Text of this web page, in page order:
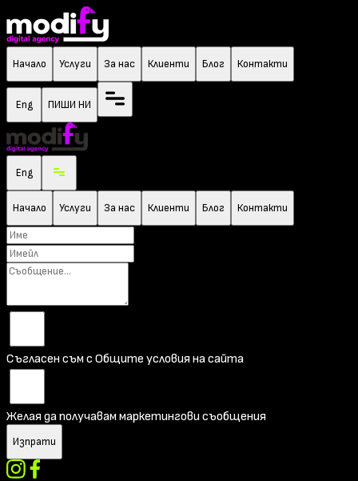
Начало Услуги За нас Клиенти Блог Контакти
Eng ПИШИ НИ
Eng
Начало Услуги За нас Клиенти Блог Контакти
Съгласен съм с Общите условия на сайта
Желая да получавам маркетингови съобщения
Изпрати